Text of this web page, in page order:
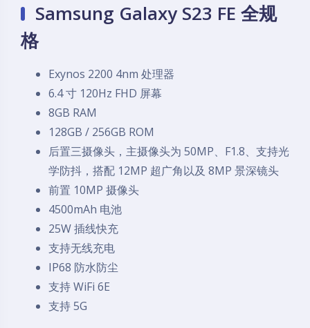
Samsung Galaxy S23 FE 全规
格
Exynos 2200 4nm 处理器
6.4 寸 120Hz FHD 屏幕
8GB RAM
128GB / 256GB ROM
后置三摄像头，主摄像头为 50MP、F1.8、支持光
学防抖，搭配 12MP 超广角以及 8MP 景深镜头
前置 10MP 摄像头
4500mAh 电池
25W 插线快充
支持无线充电
IP68 防水防尘
支持 WiFi 6E
支持 5G